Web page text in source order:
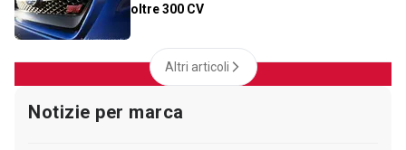
oltre 300 CV
Altri articoli
Notizie per marca